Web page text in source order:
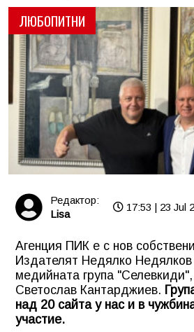
ЛЮБОПИТНИ
Редактор:
Lisa
17:53 | 23 Jul
Агенция ПИК е с нов
Издателят Недялко
медийната група
Светослав Кантарджиев.
над 20 сайта у нас и в
участие.